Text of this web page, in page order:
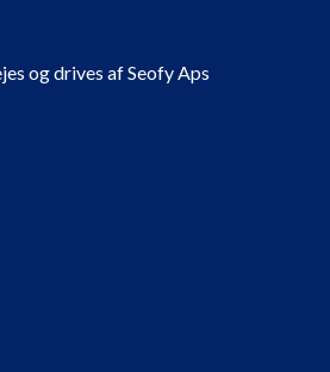
og drives af Seofy Aps